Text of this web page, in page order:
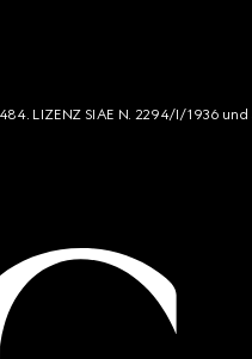
LIZENZ SIAE N. 2294/I/1936